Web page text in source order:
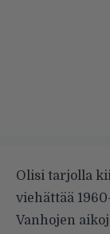
Olisi tarjolla
viehättää
Vanhojen